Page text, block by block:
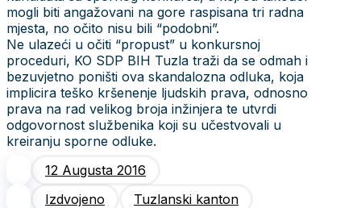
mogli biti angažovani na gore raspisana tri radna
mjesta, no očito nisu bili “podobni”.
Ne ulazeći u očiti “propust” u konkursnoj
proceduri, KO SDP BIH Tuzla traži da se odmah i
bezuvjetno poništi ova skandalozna odluka, koja
implicira teško kršenenje ljudskih prava, odnosno
prava na rad velikog broja inžinjera te utvrdi
odgovornost službenika koji su učestvovali u
kreiranju sporne odluke.
12 Augusta 2016
Izdvojeno
Tuzlanski kanton